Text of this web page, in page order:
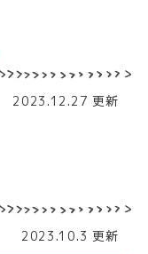
2023.12.27 更新
2023.10.3 更新